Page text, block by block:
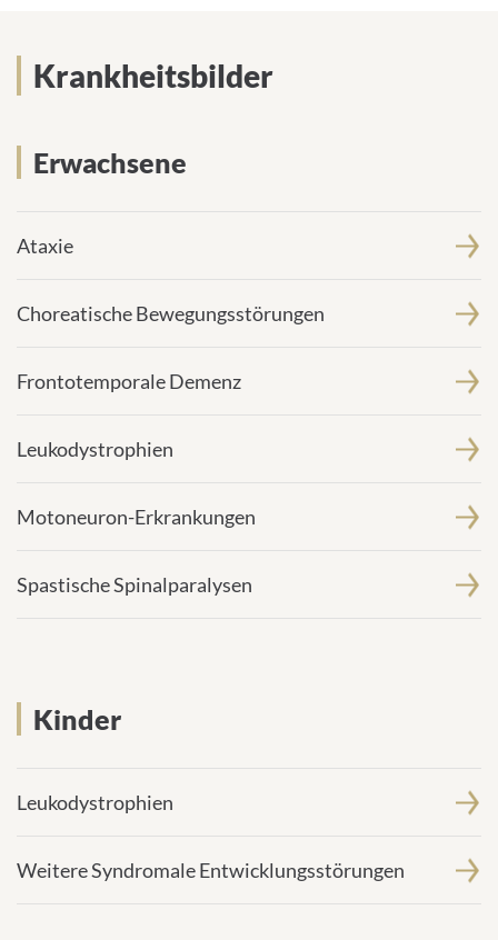
Krankheitsbilder
Erwachsene
Ataxie
Choreatische Bewegungsstörungen
Frontotemporale Demenz
Leukodystrophien
Motoneuron-Erkrankungen
Spastische Spinalparalysen
Kinder
Leukodystrophien
Weitere Syndromale Entwicklungsstörungen